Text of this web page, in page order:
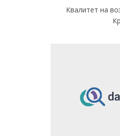
Квалитет на